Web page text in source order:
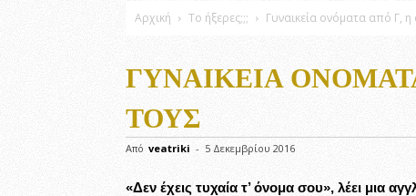
Αρχική Το ήξερες;;; Γυναικεία ονόματα από Γ,
ΓΥΝΑΙΚΕΊΑ
ΤΟΥΣ
Από veatriki - 5 Δεκεμβρίου 2016
«Δεν έχεις τυχαία τ’ όνομα σου», λέει μια